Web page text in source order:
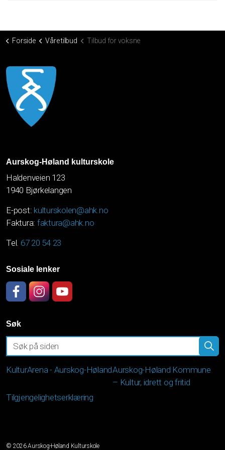
Forside Våre tilbud Tilbud for voksne
Aurskog-Høland kulturskole
Haldenveien 123
1940 Bjørkelangen
E-post: kulturskolen@ahk.no
Faktura: faktura@ahk.no
Tel. 67 20 54 23
Sosiale lenker
Søk
KulturArena - Aurskog-HølandAurskog-Høland Kommune
– Kultur, idrett og fritid
Tilgjengelighetserklæring
© 2026 Aurskog-Høland Kulturskole